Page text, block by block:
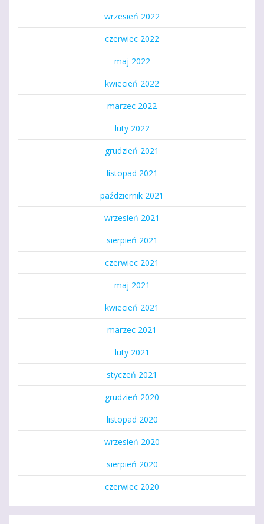
wrzesień 2022
czerwiec 2022
maj 2022
kwiecień 2022
marzec 2022
luty 2022
grudzień 2021
listopad 2021
październik 2021
wrzesień 2021
sierpień 2021
czerwiec 2021
maj 2021
kwiecień 2021
marzec 2021
luty 2021
styczeń 2021
grudzień 2020
listopad 2020
wrzesień 2020
sierpień 2020
czerwiec 2020